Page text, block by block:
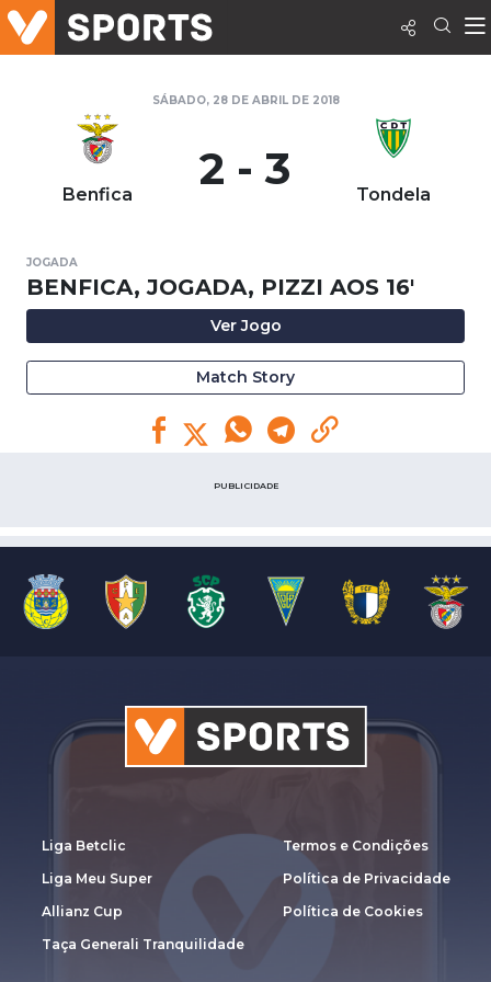
SÁBADO, 28 DE ABRIL DE 2018
Benfica 2 - 3 Tondela
JOGADA
BENFICA, JOGADA, PIZZI AOS 16'
Ver Jogo
Match Story
PUBLICIDADE
Liga Betclic
Liga Meu Super
Allianz Cup
Taça Generali Tranquilidade
Termos e Condições
Política de Privacidade
Política de Cookies